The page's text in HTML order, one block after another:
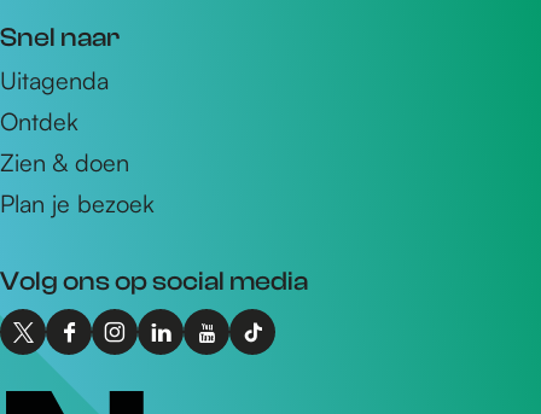
a
i
l
a
d
e
Snel naar
Uitagenda
Ontdek
Zien & doen
Plan je bezoek
Volg ons op social media
X
F
a
I
L
Y
T